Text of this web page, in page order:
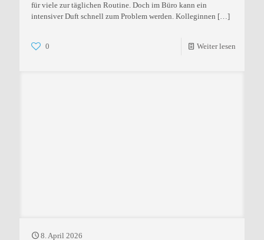
für viele zur täglichen Routine. Doch im Büro kann ein
intensiver Duft schnell zum Problem werden. Kolleginnen […]
0 Weiter lesen
8. April 2026